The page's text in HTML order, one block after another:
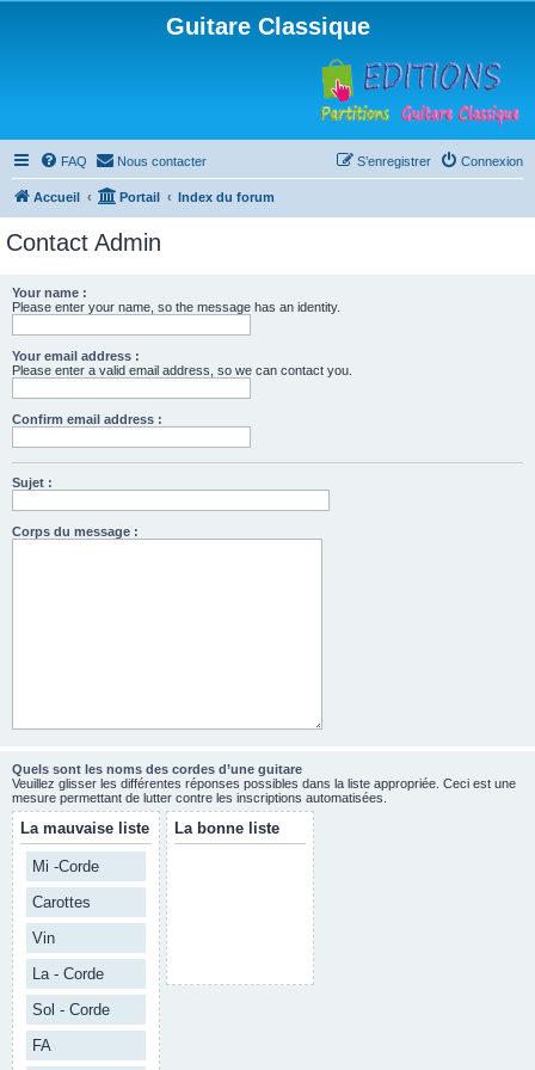
Guitare Classique
FAQ Nous contacter Connexion
S’enregistrer
Accueil Portail Index du forum
Contact Admin
Your name :
Please enter your name, so the message has an identity.
Your email address :
Please enter a valid email address, so we can contact you.
Confirm email address :
Sujet :
Corps du message :
Quels sont les noms des cordes d’une guitare
Veuillez glisser les différentes réponses possibles dans la liste appropriée. Ceci est une
mesure permettant de lutter contre les inscriptions automatisées.
La mauvaise liste
Mi -Corde
Carottes
Vin
La - Corde
Sol - Corde
FA
La bonne liste